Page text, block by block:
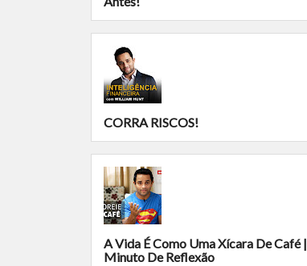
CORRA RISCOS!
A Vida É Como Uma Xícara De Café |
Minuto De Reflexão